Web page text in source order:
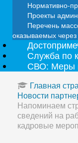
Нормативно-
Проекты
Перечень
оказываемых
Служба по
СВО: Меры
Главная
Новости
Напоминаем
сведений на
кадровые